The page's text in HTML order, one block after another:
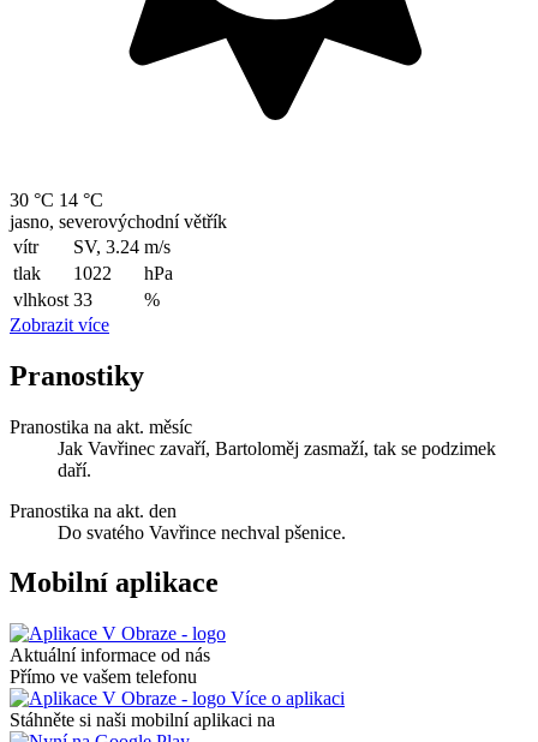
30 °C 14 °C
jasno, severovýchodní větřík
vítr
SV, 3.24 m/s
tlak
1022
hPa
vlhkost 33
%
Zobrazit více
Pranostiky
Pranostika na akt. měsíc
Jak Vavřinec zavaří, Bartoloměj zasmaží, tak se podzimek
daří.
Pranostika na akt. den
Do svatého Vavřince nechval pšenice.
Mobilní aplikace
Aktuální informace od nás
Přímo ve vašem telefonu
Více o aplikaci
Stáhněte si naši mobilní aplikaci na